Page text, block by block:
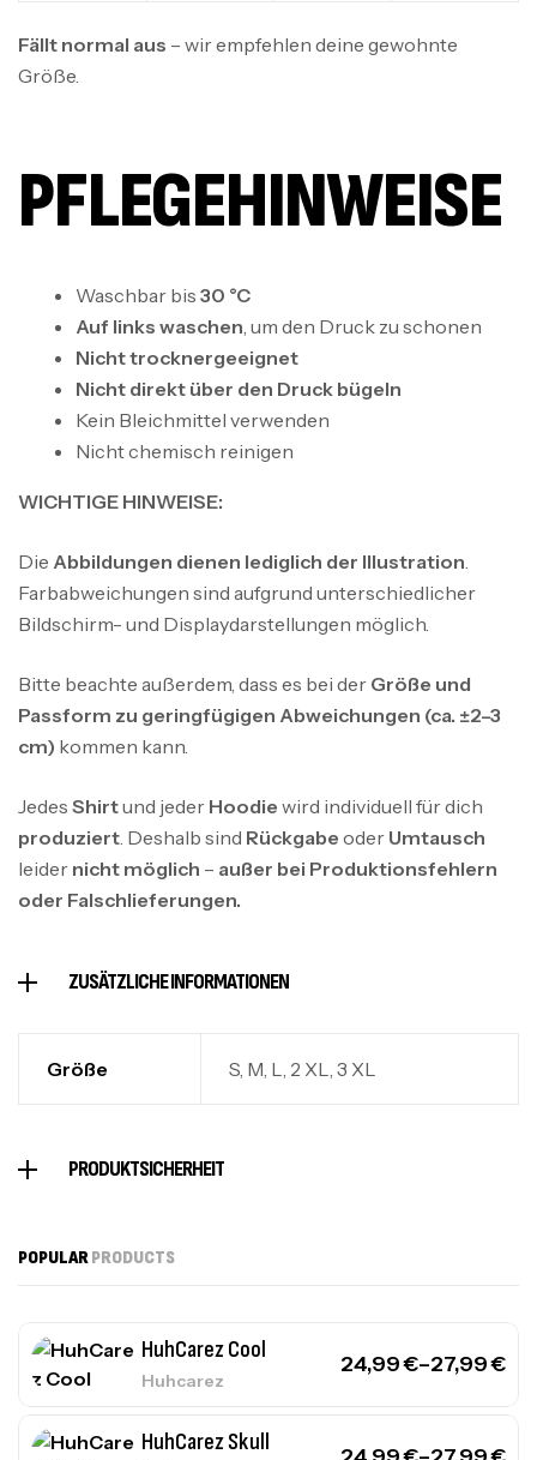
Fällt normal aus – wir empfehlen deine gewohnte
Größe.
PFLEGEHINWEISE
Waschbar bis 30 °C
Auf links waschen , um den Druck zu schonen
Nicht trocknergeeignet
Nicht direkt über den Druck bügeln
Kein Bleichmittel verwenden
Nicht chemisch reinigen
WICHTIGE HINWEISE:
Die Abbildungen dienen lediglich der Illustration
Farbabweichungen sind aufgrund unterschiedlicher
Bildschirm- und Displaydarstellungen möglich.
Bitte beachte außerdem, dass es bei der Größe und
Passform zu geringfügigen Abweichungen (ca. ±2–3
cm) kommen kann.
Jedes Shirtund jeder Hoodie wird individuell für dich
produziert . Deshalb sind Rückgabe oder Umtausch
leider nicht möglich – außer bei Produktionsfehlern
oder Falschlieferungen.
ZUSÄTZLICHE INFORMATIONEN
Größe S, M, L, 2 XL, 3 XL
PRODUKTSICHERHEIT
POPULARPRODUCTS
HuhCarez Cool
Huhcarez
24,99€–27,99€
HuhCarez Skull